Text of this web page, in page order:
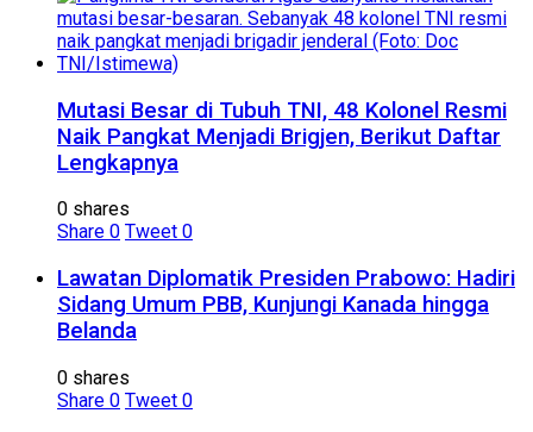
Mutasi Besar di Tubuh TNI, 48 Kolonel Resmi
Naik Pangkat Menjadi Brigjen, Berikut Daftar
Lengkapnya
0 shares
Share 0 Tweet 0
Lawatan Diplomatik Presiden Prabowo: Hadiri
Sidang Umum PBB, Kunjungi Kanada hingga
Belanda
0 shares
Share 0 Tweet 0